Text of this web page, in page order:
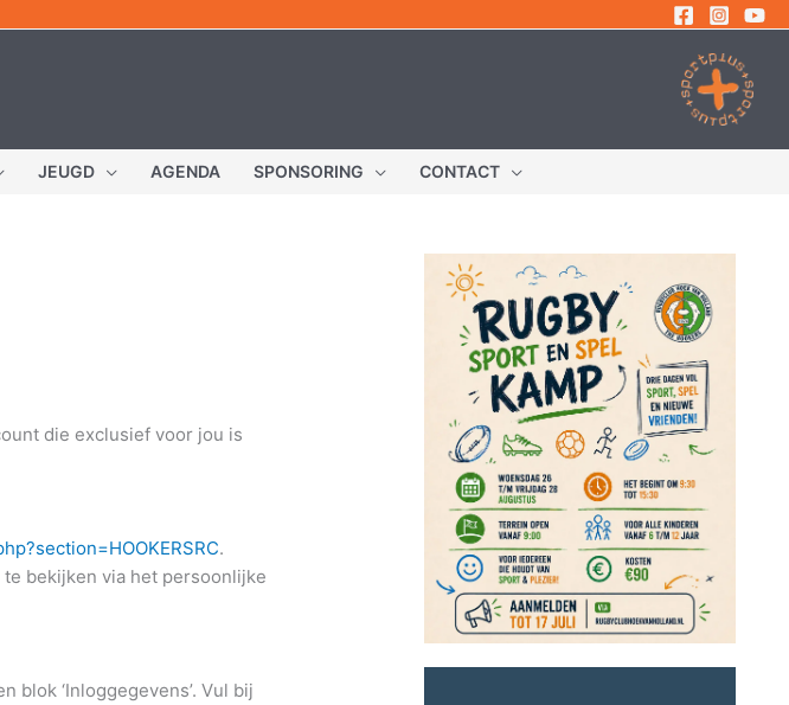
JEUGD AGENDA SPONSORING CONTACT
die exclusief voor jou is
.
bekijken via het persoonlijke
blok ‘Inloggegevens’. Vul bij